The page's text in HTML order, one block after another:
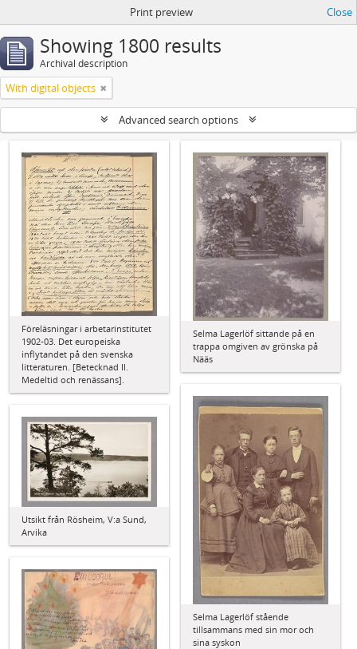
Print preview Close
Showing 1800 results
Archival description
With digital objects
Advanced search options
Föreläsningar i arbetarinstitutet
1902-03. Det europeiska
inflytandet på den svenska
litteraturen. [Betecknad II.
Medeltid och renässans].
Selma Lagerlöf sittande på en
trappa omgiven av grönska på
Nääs
Selma Lagerlöf stående
tillsammans med sin mor och
sina syskon
Utsikt från Rösheim, V:a Sund,
Arvika